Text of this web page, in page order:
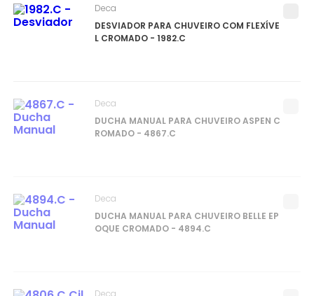
DESVIADOR PARA CHUVEIRO COM FLEXÍVE
L CROMADO - 1982.C
Deca
DUCHA MANUAL PARA CHUVEIRO ASPEN C
ROMADO - 4867.C
Deca
DUCHA MANUAL PARA CHUVEIRO BELLE EP
OQUE CROMADO - 4894.C
Deca
Deca